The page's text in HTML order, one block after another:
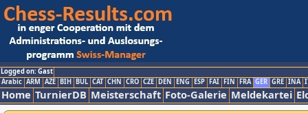
Logged on: Gast
Arabic ARM AZE BIH BUL CAT CHN CRO CZE DEN ENG ESP FAI FIN FRA GER GRE INA
Home TurnierDB Meisterschaft Foto-Galerie Meldekartei